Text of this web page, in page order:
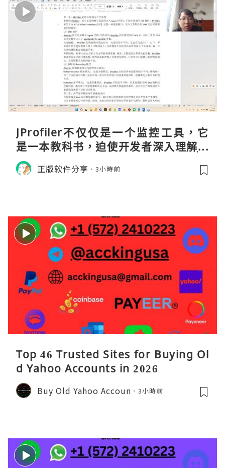
JProfiler不仅仅是一个监控工具，它
是一本教科书，迫使开发者深入理解JV
M的内存模型、垃圾回收机制和并发原
理。通过直观的可视化数据，它将抽象
正版软件分享 3小時前
Top 46 Trusted Sites for Buying Ol
d Yahoo Accounts in 2026
Buy Old Yahoo Accoun 3小時前